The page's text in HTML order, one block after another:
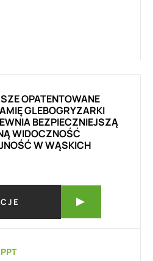
OPATENTOWANE
GLEBOGRYZARKI
BEZPIECZNIEJSZĄ
WIDOCZNOŚĆ
W WĄSKICH